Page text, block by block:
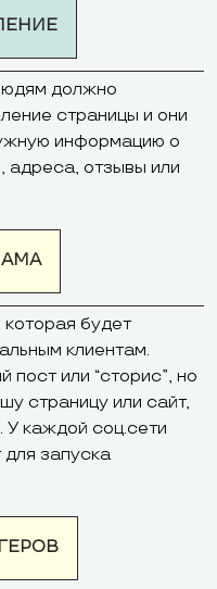
должно
страницы и они
информацию о
адреса, отзывы или
будет
клиентам.
пост или “сторис”, но
страницу или сайт,
У каждой соц.сети
запуска